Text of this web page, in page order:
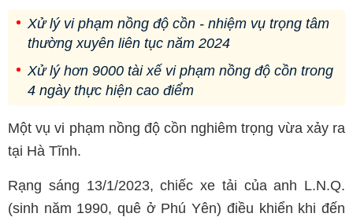
Xử lý vi phạm nồng độ cồn - nhiệm vụ trọng tâm
thường xuyên liên tục năm 2024
Xử lý hơn 9000 tài xế vi phạm nồng độ cồn trong
4 ngày thực hiện cao điểm
Một vụ vi phạm nồng độ cồn nghiêm trọng vừa xảy ra
tại Hà Tĩnh.
Rạng sáng 13/1/2023, chiếc xe tải của anh L.N.Q.
(sinh năm 1990, quê ở Phú Yên) điều khiển khi đến